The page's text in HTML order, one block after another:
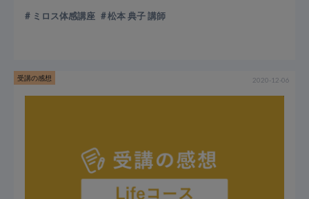
ミロス体感講座 松本 典子 講師
受講の感想 2020-12-06